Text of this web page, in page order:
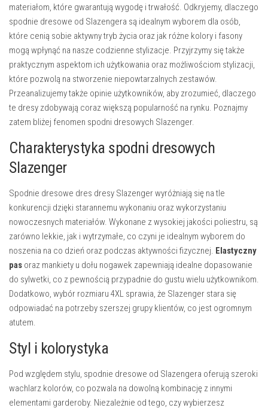
materiałom, które gwarantują wygodę i trwałość. Odkryjemy, dlaczego
spodnie dresowe od Slazengera są idealnym wyborem dla osób,
które cenią sobie aktywny tryb życia oraz jak różne kolory i fasony
mogą wpłynąć na nasze codzienne stylizacje. Przyjrzymy się także
praktycznym aspektom ich użytkowania oraz możliwościom stylizacji,
które pozwolą na stworzenie niepowtarzalnych zestawów.
Przeanalizujemy także opinie użytkowników, aby zrozumieć, dlaczego
te dresy zdobywają coraz większą popularność na rynku. Poznajmy
zatem bliżej fenomen spodni dresowych Slazenger.
Charakterystyka spodni dresowych
Slazenger
Spodnie dresowe dres dresy Slazenger wyróżniają się na tle
konkurencji dzięki starannemu wykonaniu oraz wykorzystaniu
nowoczesnych materiałów. Wykonane z wysokiej jakości poliestru, są
zarówno lekkie, jak i wytrzymałe, co czyni je idealnym wyborem do
noszenia na co dzień oraz podczas aktywności fizycznej. Elastyczny
pas oraz mankiety u dołu nogawek zapewniają idealne dopasowanie
do sylwetki, co z pewnością przypadnie do gustu wielu użytkownikom.
Dodatkowo, wybór rozmiaru 4XL sprawia, że Slazenger stara się
odpowiadać na potrzeby szerszej grupy klientów, co jest ogromnym
atutem.
Styl i kolorystyka
Pod względem stylu, spodnie dresowe od Slazengera oferują szeroki
wachlarz kolorów, co pozwala na dowolną kombinację z innymi
elementami garderoby. Niezależnie od tego, czy wybierzesz